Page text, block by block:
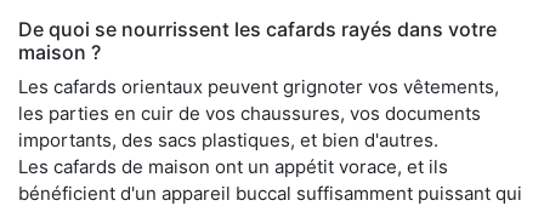
De quoi se nourrissent les cafards rayés dans votre
maison ?
Les cafards orientaux peuvent grignoter vos vêtements,
les parties en cuir de vos chaussures, vos documents
importants, des sacs plastiques, et bien d'autres.
Les cafards de maison ont un appétit vorace, et ils
bénéficient d'un appareil buccal suffisamment puissant qui